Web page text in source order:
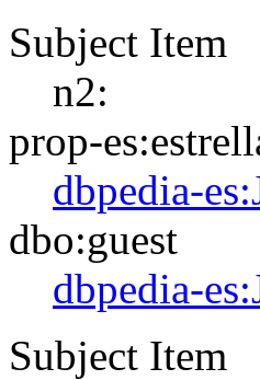
Subject Item
n2:
prop-
dbpedia-
dbo:guest
dbpedia-
Subject Item